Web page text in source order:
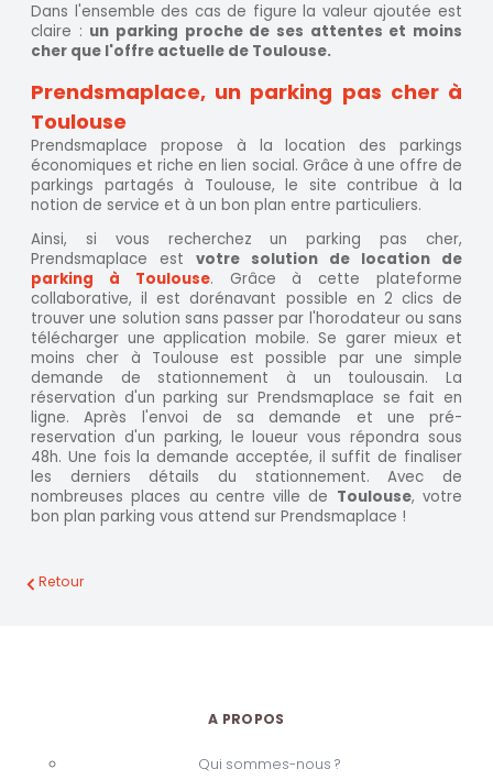
Dans l'ensemble des cas de figure la valeur ajoutée est
claire : un parking proche de ses attentes et moins
cher que l'offre actuelle de Toulouse.
Prendsmaplace, un parking pas cher à
Toulouse
Prendsmaplace propose à la location des parkings
économiques et riche en lien social. Grâce à une offre de
parkings partagés à Toulouse, le site contribue à la
notion de service et à un bon plan entre particuliers.
Ainsi, si vous recherchez un parking pas cher,
Prendsmaplace est votre solution de location de
parking à Toulouse. Grâce à cette plateforme
collaborative, il est dorénavant possible en 2 clics de
trouver une solution sans passer par l'horodateur ou sans
télécharger une application mobile. Se garer mieux et
moins cher à Toulouse est possible par une simple
demande de stationnement à un toulousain. La
réservation d'un parking sur Prendsmaplace se fait en
ligne. Après l'envoi de sa demande et une pré-
reservation d'un parking, le loueur vous répondra sous
48h. Une fois la demande acceptée, il suffit de finaliser
les derniers détails du stationnement. Avec de
nombreuses places au centre ville de Toulouse, votre
bon plan parking vous attend sur Prendsmaplace !
Retour
A PROPOS
Qui sommes-nous ?